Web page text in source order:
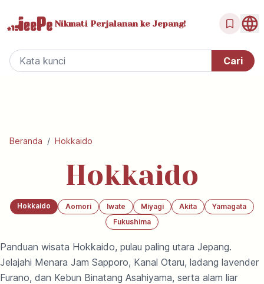
Nikmati Perjalanan ke Jepang!
Beranda / Hokkaido
Hokkaido
Hokkaido Aomori Iwate Miyagi Akita
Yamagata
Fukushima
Panduan wisata Hokkaido, pulau paling utara Jepang.
Jelajahi Menara Jam Sapporo, Kanal Otaru, ladang lavender
Furano, dan Kebun Binatang Asahiyama, serta alam liar